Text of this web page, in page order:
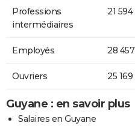
Professions
intermédiaires
21 594
Employés 28 457
Ouvriers 25 169
Guyane : en savoir plus
Salaires en Guyane